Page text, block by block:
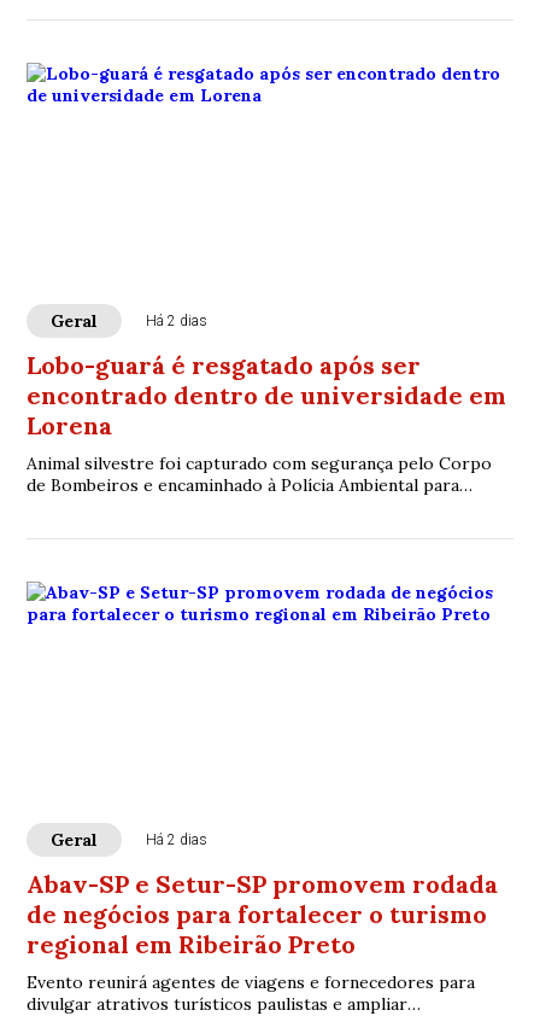
Geral Há 2 dias
Lobo-guará é resgatado após ser
encontrado dentro de universidade em
Lorena
Animal silvestre foi capturado com segurança pelo Corpo
de Bombeiros e encaminhado à Polícia Ambiental para
Geral Há 2 dias
Abav-SP e Setur-SP promovem rodada
de negócios para fortalecer o turismo
regional em Ribeirão Preto
Evento reunirá agentes de viagens e fornecedores para
divulgar atrativos turísticos paulistas e ampliar